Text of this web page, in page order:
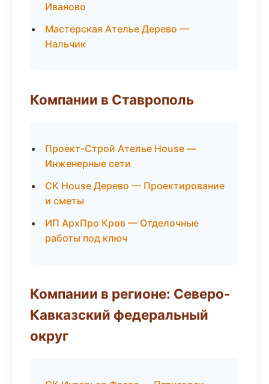
Иваново
Мастерская Ателье Дерево —
Нальчик
Компании в Ставрополь
Проект-Строй Ателье House —
Инженерные сети
СК House Дерево — Проектирование
и сметы
ИП АрхПро Кров — Отделочные
работы под ключ
Компании в регионе: Северо-
Кавказский федеральный
округ